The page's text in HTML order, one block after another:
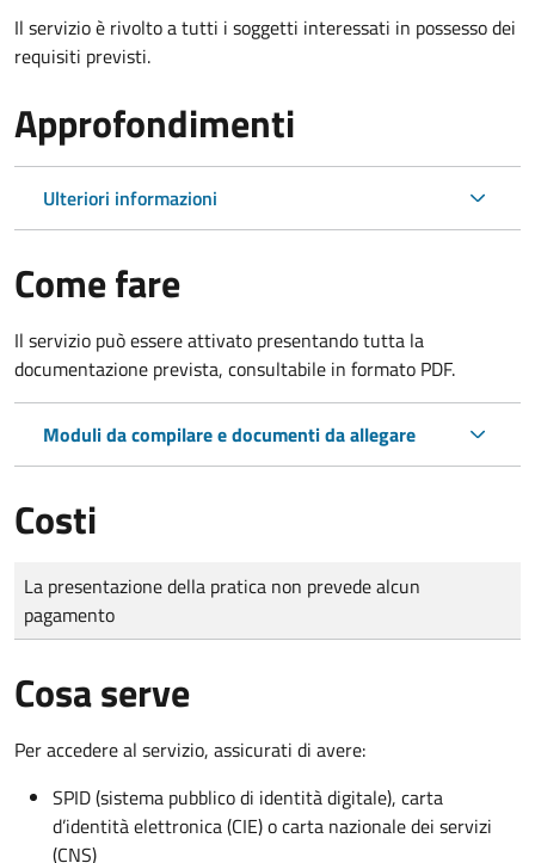
Il servizio è rivolto a tutti i soggetti interessati in possesso dei
requisiti previsti.
Approfondimenti
Ulteriori informazioni
Come fare
Il servizio può essere attivato presentando tutta la
documentazione prevista, consultabile in formato PDF.
Moduli da compilare e documenti da allegare
Costi
Tipo di pagamento
Importo
La presentazione della pratica non prevede alcun
pagamento
Cosa serve
Per accedere al servizio, assicurati di avere:
SPID (sistema pubblico di identità digitale), carta
d’identità elettronica (CIE) o carta nazionale dei servizi
(CNS)